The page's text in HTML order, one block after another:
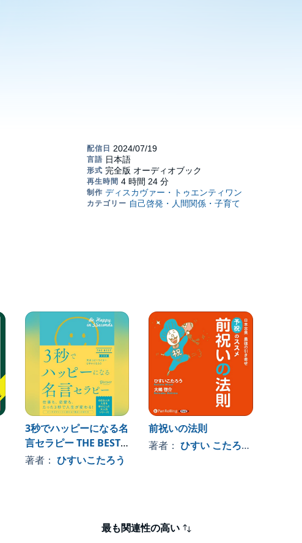
, 、その他
3秒でハッピーになる名
言セラピー THE BEST
【新装版】 (3秒でハッ
著者： ひすいこたろう
前祝いの法則
著者：ひすい こたろう
最も関連性の高い